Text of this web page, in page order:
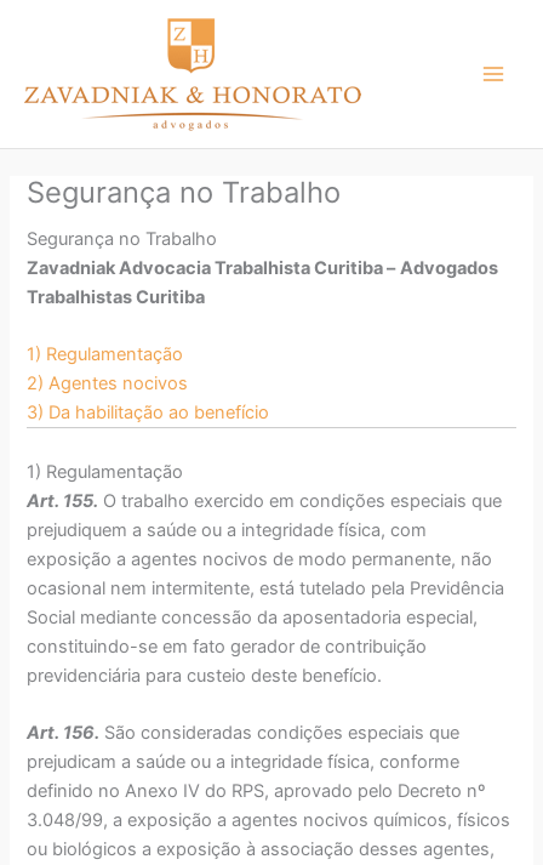
conteúdo
Segurança no Trabalho
Segurança no Trabalho
Zavadniak Advocacia Trabalhista Curitiba – Advogados
Trabalhistas Curitiba
1) Regulamentação
2) Agentes nocivos
3) Da habilitação ao benefício
1) Regulamentação
Art. 155. O trabalho exercido em condições especiais que
prejudiquem a saúde ou a integridade física, com
exposição a agentes nocivos de modo permanente, não
ocasional nem intermitente, está tutelado pela Previdência
Social mediante concessão da aposentadoria especial,
constituindo-se em fato gerador de contribuição
previdenciária para custeio deste benefício.
Art. 156. São consideradas condições especiais que
prejudicam a saúde ou a integridade física, conforme
definido no Anexo IV do RPS, aprovado pelo Decreto nº
3.048/99, a exposição a agentes nocivos químicos, físicos
ou biológicos a exposição à associação desses agentes,